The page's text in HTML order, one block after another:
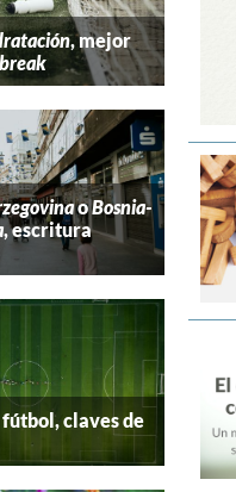
, mejor
oBosnia-
, escritura
claves de